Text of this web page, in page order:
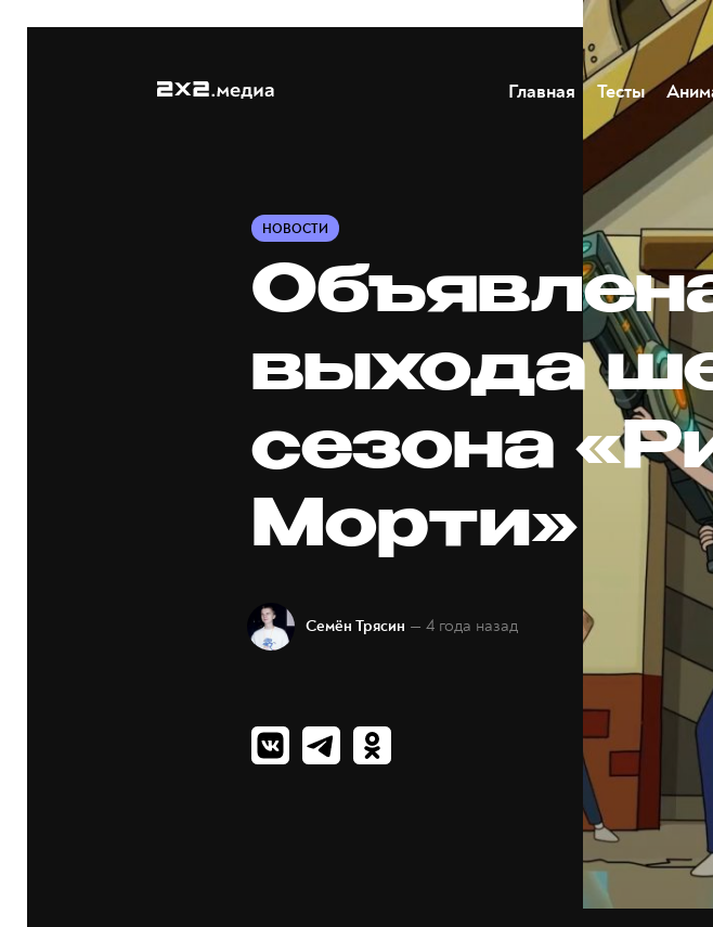
Главная Тесты
НОВОСТИ
выхода
сезона
Морти»
Семён Трясин — 4 года назад